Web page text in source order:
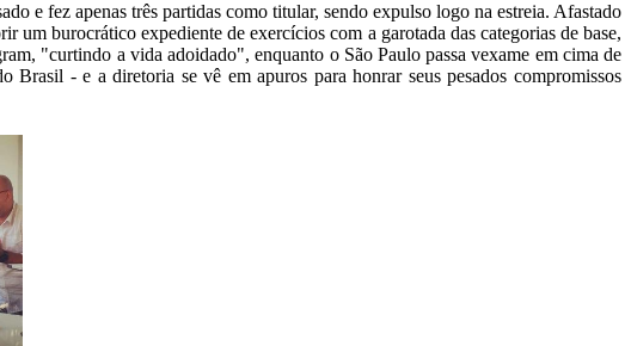
e fez apenas três partidas como titular, sendo expulso logo na estreia. Afastado
um burocrático expediente de exercícios com a garotada das categorias de base,
"curtindo a vida adoidado", enquanto o São Paulo passa vexame em cima de
- e a diretoria se vê em apuros para honrar seus pesados compromissos